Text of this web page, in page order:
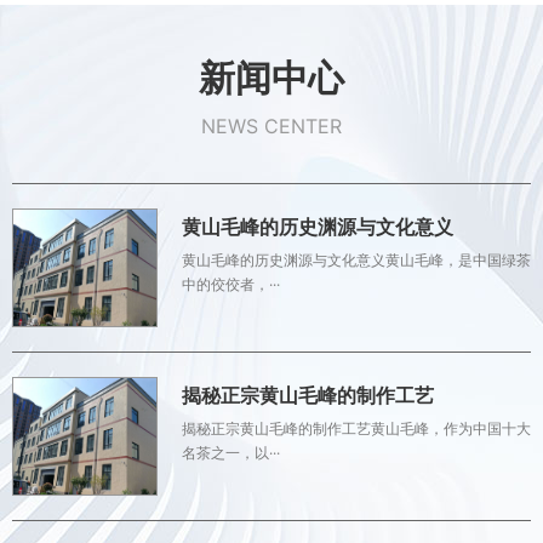
新闻中心
NEWS CENTER
黄山毛峰的历史渊源与文化意义
黄山毛峰的历史渊源与文化意义黄山毛峰，是中国绿茶
中的佼佼者，···
揭秘正宗黄山毛峰的制作工艺
揭秘正宗黄山毛峰的制作工艺黄山毛峰，作为中国十大
名茶之一，以···